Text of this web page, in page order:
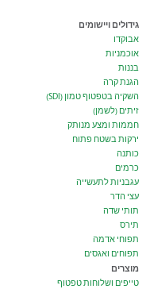
גידולים ויישומים
אבוקדו
אוכמניות
בננות
הגנת קרה
השקיה בטפטוף טמון (SDI)
זיתים (לשמן)
חממות ומצע מנותק
ירקות בשטח פתוח
כותנה
כרמים
עגבניות לתעשייה
עצי הדר
תותי שדה
תירס
תפוחי אדמה
תפוחים ואגסים
מוצרים
טייפים ושלוחות טפטוף